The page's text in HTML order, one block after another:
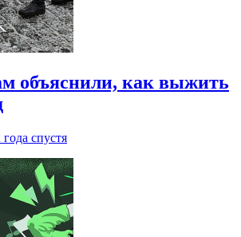
объяснили, как выжить
года спустя